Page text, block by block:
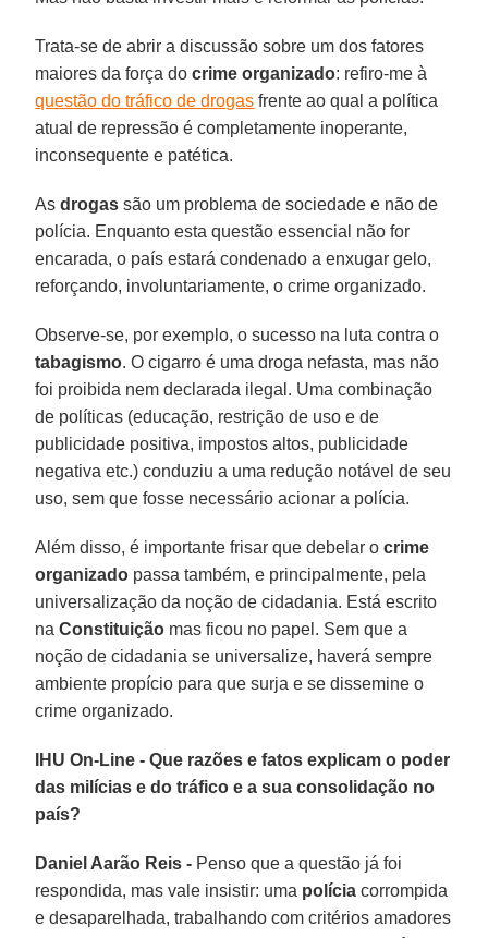
Trata-se de abrir a discussão sobre um dos fatores
maiores da força docrime organizado: refiro-me à
questão do tráfico de drogas frente ao qual a política
atual de repressão é completamente inoperante,
inconsequente e patética.
Asdrogas são um problema de sociedade e não de
polícia. Enquanto esta questão essencial não for
encarada, o país estará condenado a enxugar gelo,
reforçando, involuntariamente, o crime organizado.
Observe-se, por exemplo, o sucesso na luta contra o
tabagismo. O cigarro é uma droga nefasta, mas não
foi proibida nem declarada ilegal. Uma combinação
de políticas (educação, restrição de uso e de
publicidade positiva, impostos altos, publicidade
negativa etc.) conduziu a uma redução notável de seu
uso, sem que fosse necessário acionar a polícia.
Além disso, é importante frisar que debelar o crime
organizado passa também, e principalmente, pela
universalização da noção de cidadania. Está escrito
naConstituição mas ficou no papel. Sem que a
noção de cidadania se universalize, haverá sempre
ambiente propício para que surja e se dissemine o
crime organizado.
IHU On-Line - Que razões e fatos explicam o poder
das milícias e do tráfico e a sua consolidação no
país?
Daniel Aarão Reis - Penso que a questão já foi
respondida, mas vale insistir: uma polícia corrompida
e desaparelhada, trabalhando com critérios amadores